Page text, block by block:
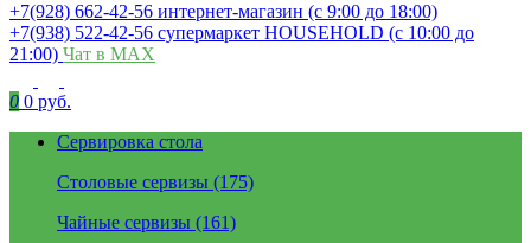
+7(928) 662-42-56 интернет-магазин (с 9:00 до 18:00)
+7(938) 522-42-56 супермаркет HOUSEHOLD (с 10:00 до
21:00) Чат в MAX
0 0 руб.
Сервировка стола
Столовые сервизы (175)
Чайные сервизы (161)